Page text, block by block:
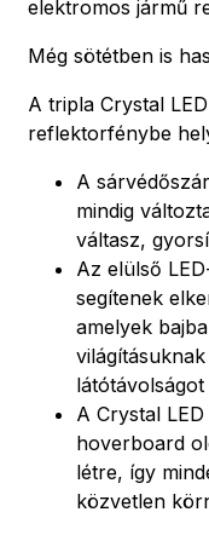
elektromos jármű
Még sötétben is
A tripla Crystal
reflektorfénybe
A
mindig
váltasz,
Az elülső
segítenek
amelyek
A Crystal
hoverboard
létre, így
közvetlen